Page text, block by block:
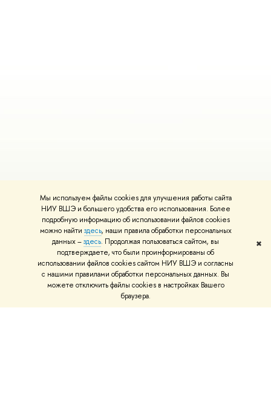
Мы используем файлы cookies для улучшения работы сайта
НИУ ВШЭ и большего удобства его использования. Более
подробную информацию об использовании файлов cookies
можно найти здесь, наши правила обработки персональных
данных –здесь. Продолжая пользоваться сайтом, вы
подтверждаете, что были проинформированы об
использовании файлов cookies сайтом НИУ ВШЭ и согласны
с нашими правилами обработки персональных данных. Вы
можете отключить файлы cookies в настройках Вашего
браузера.
✖